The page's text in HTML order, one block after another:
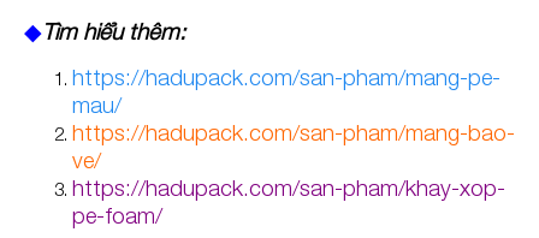
◆Tìm hiểu thêm:
https://hadupack.com/san-pham/mang-pe-
mau/
https://hadupack.com/san-pham/mang-bao-
ve/
https://hadupack.com/san-pham/khay-xop-
pe-foam/